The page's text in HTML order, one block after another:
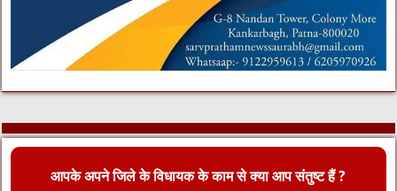
आपके अपने जिले के विधायक के काम से क्या आप संतुष्ट हैं ?